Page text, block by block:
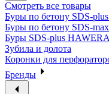
Смотреть все товары
Буры по бетону SDS-
Буры по бетону SDS-
Буры SDS-plus HAWERA
Зубила и долота
Коронки для
Бренды